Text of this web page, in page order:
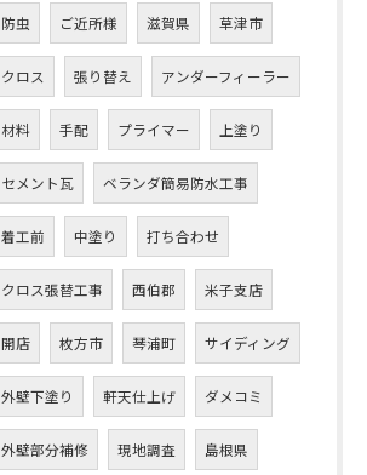
防虫 ご近所様 滋賀県 草津市
クロス 張り替え アンダーフィーラー
材料 手配 プライマー 上塗り
セメント瓦 ベランダ簡易防水工事
着工前 中塗り 打ち合わせ
クロス張替工事 西伯郡 米子支店
開店 枚方市 琴浦町 サイディング
外壁下塗り 軒天仕上げ ダメコミ
外壁部分補修 現地調査 島根県